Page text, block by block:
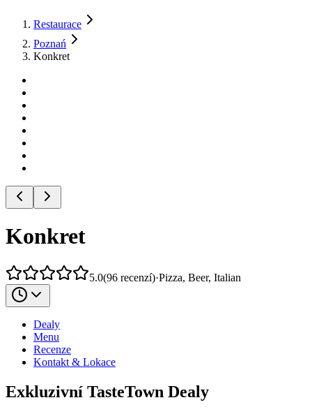
Restaurace
Poznań
Konkret
Konkret
5.0(96 recenzí)·Pizza, Beer, Italian
Dealy
Menu
Recenze
Kontakt & Lokace
Exkluzivní TasteTown Dealy